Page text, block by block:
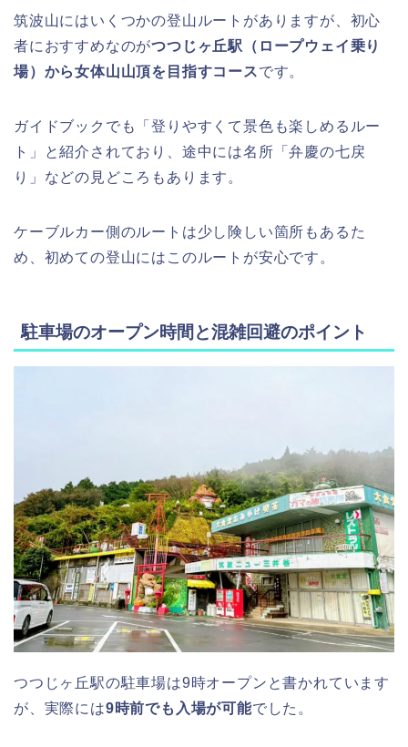
筑波山にはいくつかの登山ルートがありますが、初心
者におすすめなのがつつじヶ丘駅（ロープウェイ乗り
場）から女体山山頂を目指すコースです。
ガイドブックでも「登りやすくて景色も楽しめるルー
ト」と紹介されており、途中には名所「弁慶の七戻
り」などの見どころもあります。
ケーブルカー側のルートは少し険しい箇所もあるた
め、初めての登山にはこのルートが安心です。
駐車場のオープン時間と混雑回避のポイント
つつじヶ丘駅の駐車場は9時オープンと書かれています
が、実際には9時前でも入場が可能でした。